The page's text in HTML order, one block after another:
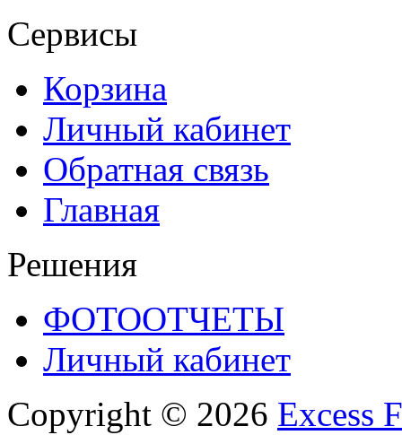
Сервисы
Корзина
Личный кабинет
Обратная связь
Главная
Решения
ФОТООТЧЕТЫ
Личный кабинет
Copyright © 2026 Excess